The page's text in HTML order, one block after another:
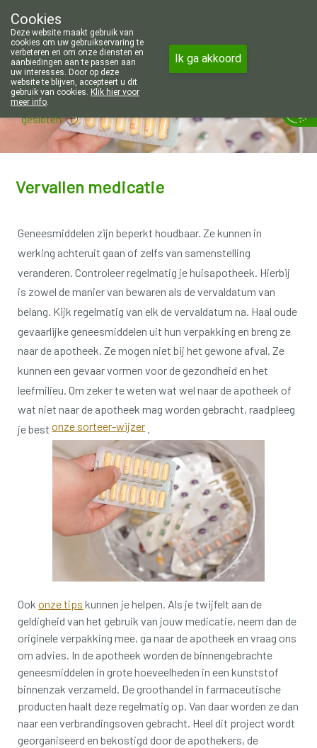
011/606002
gesloten
Vervallen medicatie
Geneesmiddelen zijn beperkt houdbaar.Ze kunnen in
werking achteruit gaan of zelfs van samenstelling
veranderen.Controleer regelmatig je huisapotheek. Hierbij
is zowel de manier van bewaren als de vervaldatum van
belang. Kijk regelmatig van elk de vervaldatum na. Haal oude
gevaarlijke geneesmiddelen uit hun verpakking en breng ze
naar de apotheek.Ze mogen niet bij het gewone afval.Ze
kunnen een gevaar vormen voor de gezondheid en het
leefmilieu.Om zeker te weten wat wel naar de apotheek of
wat niet naar de apotheek mag worden gebracht, raadpleeg
je bestonze sorteer-wijzer.
Ookonze tips kunnen je helpen. Als je twijfelt aan de
geldigheid van het gebruik van jouw medicatie, neem dan de
originele verpakking mee, ga naar de apotheek en vraag ons
om advies. In de apotheek worden de binnengebrachte
geneesmiddelen in grote hoeveelheden in een kunststof
binnenzak verzameld. De groothandel in farmaceutische
producten haalt deze regelmatig op.Van daar worden ze dan
naar een verbrandingsoven gebracht. Heel dit project wordt
georganiseerd en bekostigd door de apothekers, de
Cookies
Deze website maakt gebruik van
cookies om uw gebruikservaring te
verbeteren en om onze diensten en
aanbiedingen aan te passen aan
uw interesses. Door op deze
website te blijven, accepteert u dit
gebruik van cookies. Klik hier voor
meer info.
Ik ga akkoord